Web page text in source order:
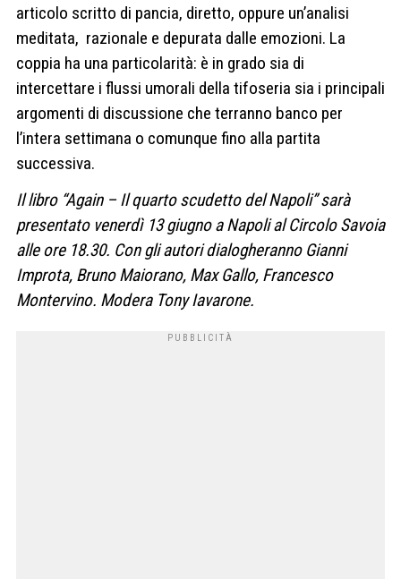
articolo scritto di pancia, diretto, oppure un’analisi
meditata, razionale e depurata dalle emozioni. La
coppia ha una particolarità: è in grado sia di
intercettare i flussi umorali della tifoseria sia i principali
argomenti di discussione che terranno banco per
l’intera settimana o comunque fino alla partita
successiva.
Il libro “Again – Il quarto scudetto del Napoli” sarà
presentato venerdì 13 giugno a Napoli al Circolo Savoia
alle ore 18.30. Con gli autori dialogheranno Gianni
Improta, Bruno Maiorano, Max Gallo, Francesco
Montervino. Modera Tony Iavarone.